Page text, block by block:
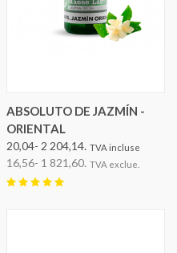
ABSOLUTO DE JAZMÍN -
ORIENTAL
20,04- 2 204,14. TVA incluse
16,56- 1 821,60. TVA exclue.